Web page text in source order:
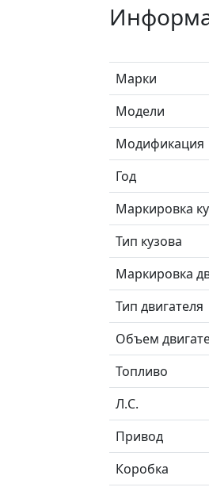
Марки
Модели
Модификация
Год
Маркировка
Тип кузова
Маркировка
Тип двигателя
Объем
Топливо
Л.C.
Привод
Коробка